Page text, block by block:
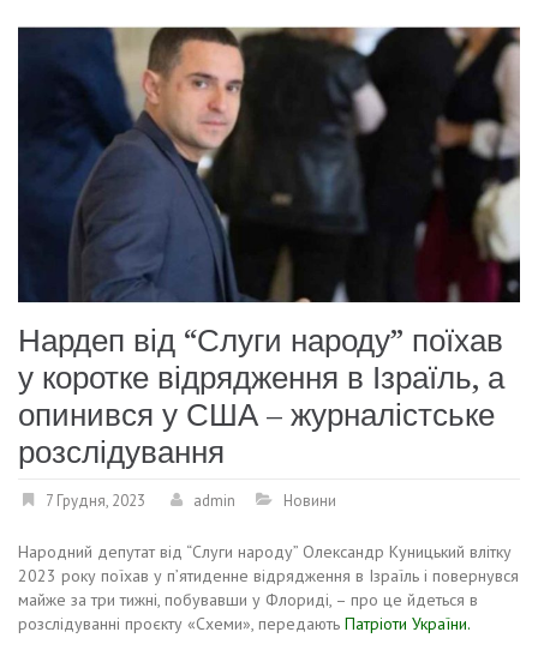
Нардеп від “Слуги народу” поїхав
у коротке відрядження в Ізраїль, а
опинився у США – журналістське
розслідування
7 Грудня, 2023 admin Новини
Народний депутат від “Слуги народу” Олександр Куницький влітку
2023 року поїхав у п’ятиденне відрядження в Ізраїль і повернувся
майже за три тижні, побувавши у Флориді, – про це йдеться в
розслідуванні проєкту «Схеми», передають Патріоти України.